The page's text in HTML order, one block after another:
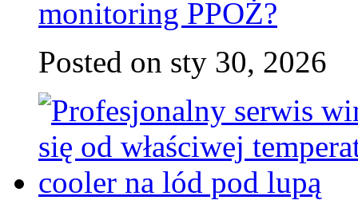
monitoring PPOŻ?
Posted on sty 30, 2026